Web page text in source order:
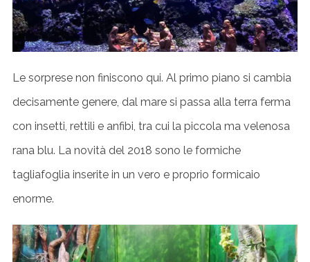
Le sorprese non finiscono qui. Al primo piano si cambia
decisamente genere, dal mare si passa alla terra ferma
con insetti, rettili e anfibi, tra cui la piccola ma velenosa
rana blu. La novità del 2018 sono le formiche
tagliafoglia inserite in un vero e proprio formicaio
enorme.
S
e
a
h
f
o